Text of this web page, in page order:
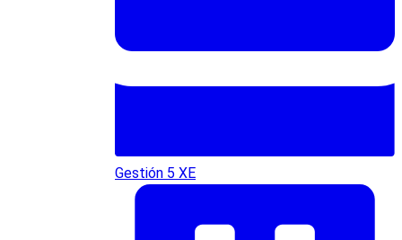
Gestión 5 XE